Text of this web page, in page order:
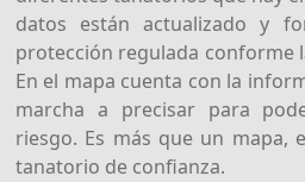
datos están actualizado y
protección regulada conforme
En el mapa cuenta con la
marcha a precisar para
riesgo. Es más que un mapa,
tanatorio de confianza.